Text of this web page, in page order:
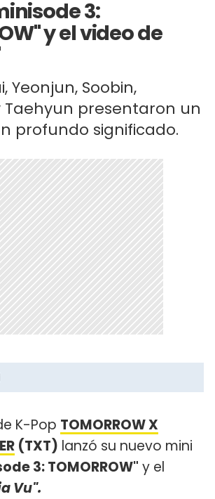
3:
y el video de
Yeonjun, Soobin,
Taehyun presentaron un
profundo significado.
K-Pop TOMORROW X
(TXT) lanzó su nuevo mini
3: TOMORROW" y el
Vu".